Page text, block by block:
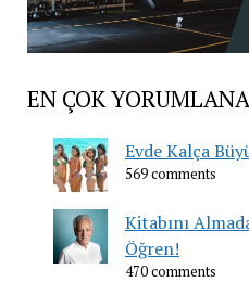
EN ÇOK
Evde Kalça
569 comments
Kitabını
Öğren!
470 comments